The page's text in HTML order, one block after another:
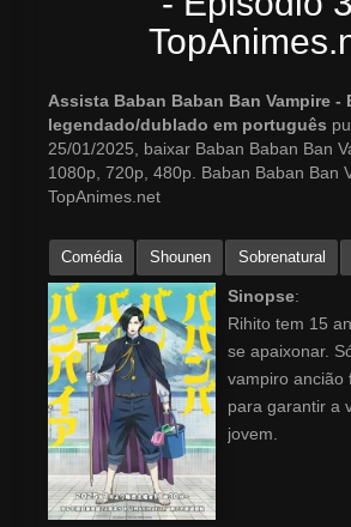
Assista Baban Baban Ban Vampire -
legendado/dublado em português
25/01/2025, baixar Baban Baban Ban
1080p, 720p, 480p. Baban Baban Ban
TopAnimes.net
Comédia Shounen Sobrenatural
Sinopse:
Rihito tem 15
se apaixonar.
vampiro ancião
para garantir a
jovem.